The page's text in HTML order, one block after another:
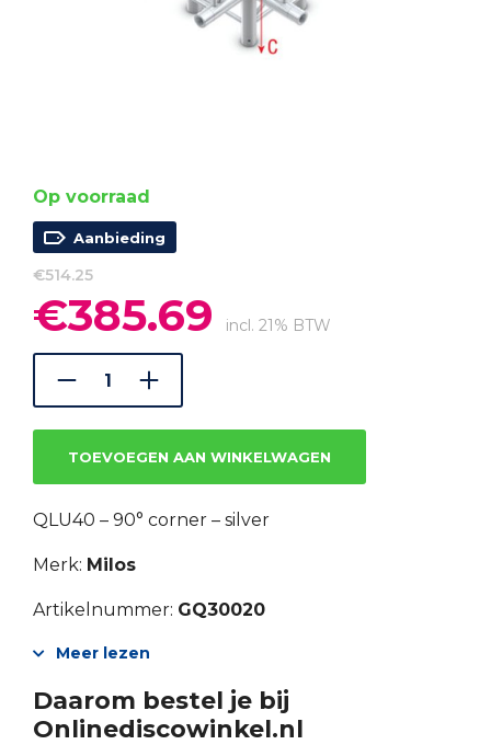
Op voorraad
Aanbieding
€514.25
Oorspronkelijke
prijs
was:
€514.25.
€385.69 prijs
incl. 21% BTW
TOEVOEGEN AAN WINKELWAGEN
QLU40 – 90° corner – silver
Merk: Milos
Artikelnummer: GQ30020
Meer lezen
Daarom bestel je bij
Onlinediscowinkel.nl